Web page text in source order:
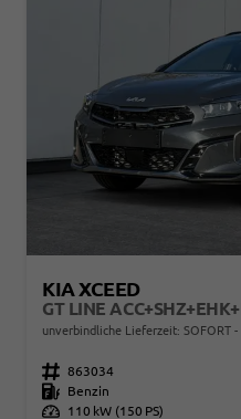
KIA XCEED
unverbindliche Lieferzeit: SOFORT
Fahrzeugnr. 863034
Kraftstoff
Benzin
Leistung
110 kW (150 PS)